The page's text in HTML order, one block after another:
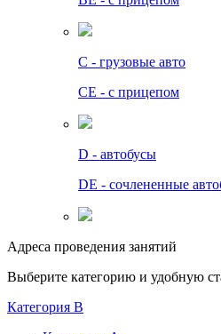
C - грузовые авто
СЕ - с прицепом
D - автобусы
DE - сочлененные
Адреса проведения занятий
Выберите категорию и удобную
Категория B